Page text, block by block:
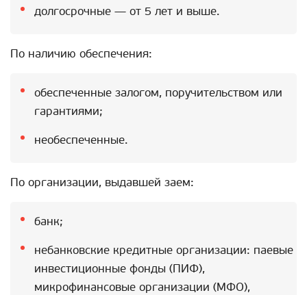
долгосрочные — от 5 лет и выше.
По наличию обеспечения:
обеспеченные залогом, поручительством или
гарантиями;
необеспеченные.
По организации, выдавшей заем:
банк;
небанковские кредитные организации: паевые
инвестиционные фонды (ПИФ),
микрофинансовые организации (МФО),